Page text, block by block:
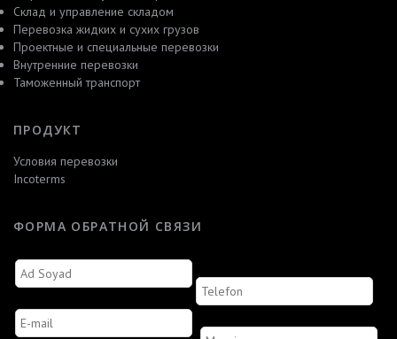
Склад и управление складом
Перевозка жидких и сухих грузов
Проектные и специальные перевозки
Внутренние перевозки
Таможенный транспорт
ПРОДУКТ
Условия перевозки
Incoterms
ФОРМА ОБРАТНОЙ СВЯЗИ